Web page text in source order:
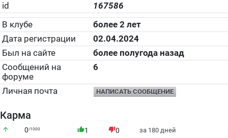
id
167586
В клубе
более 2 лет
Дата регистрации
02.04.2024
Был на сайте
более полугода назад
Сообщений на
форуме
6
Личная почта НАПИСАТЬ СООБЩЕНИЕ
Карма
arrow_upward 0/1000 thumb_up1 thumb_down0 за 180 дней